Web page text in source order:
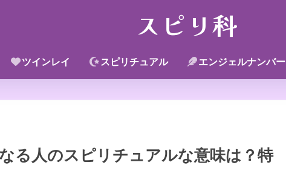
スピリ科
ツインレイ スピリチュアル エンジェルナンバー
る人のスピリチュアルな意味は？特